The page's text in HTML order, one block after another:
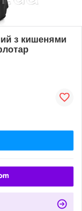
з кишенями